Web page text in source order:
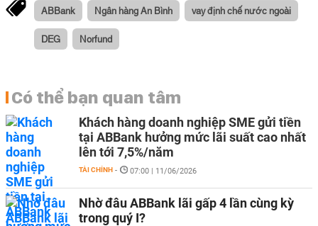
ABBank Ngân hàng An Bình vay định chế nước ngoài
DEG Norfund
Có thể bạn quan tâm
Khách hàng doanh nghiệp SME gửi tiền
tại ABBank hưởng mức lãi suất cao nhất
lên tới 7,5%/năm
TÀI CHÍNH - 07:00 | 11/06/2026
Nhờ đâu ABBank lãi gấp 4 lần cùng kỳ
trong quý I?